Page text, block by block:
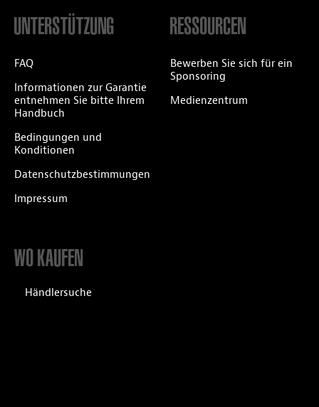
UNTERSTÜTZUNG
FAQ
Informationen zur Garantie
entnehmen Sie bitte Ihrem
Handbuch
Bedingungen und
Konditionen
Datenschutzbestimmungen
Impressum
RESSOURCEN
Bewerben Sie sich für ein
Sponsoring
Medienzentrum
WO KAUFEN
Händlersuche